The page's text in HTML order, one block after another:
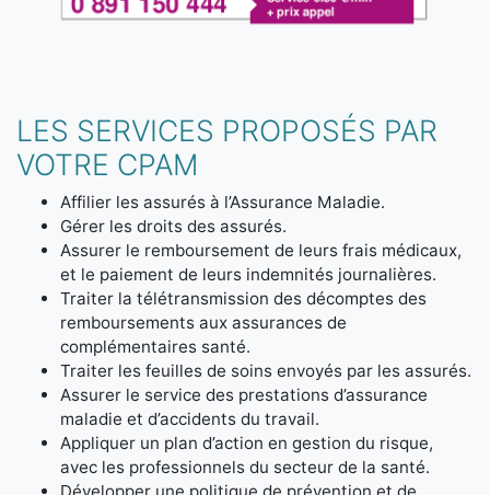
LES SERVICES PROPOSÉS PAR
VOTRE CPAM
Affilier les assurés à l’Assurance Maladie.
Gérer les droits des assurés.
Assurer le remboursement de leurs frais médicaux,
et le paiement de leurs indemnités journalières.
Traiter la télétransmission des décomptes des
remboursements aux assurances de
complémentaires santé.
Traiter les feuilles de soins envoyés par les assurés.
Assurer le service des prestations d’assurance
maladie et d’accidents du travail.
Appliquer un plan d’action en gestion du risque,
avec les professionnels du secteur de la santé.